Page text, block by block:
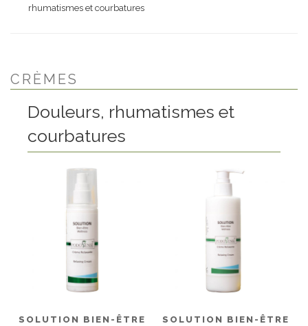
rhumatismes et courbatures
CRÈMES
Douleurs, rhumatismes et
courbatures
SOLUTION BIEN-ÊTRE SOLUTION BIEN-ÊTRE